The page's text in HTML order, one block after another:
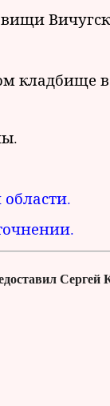
кладбище
Сергей